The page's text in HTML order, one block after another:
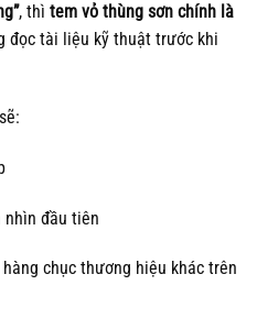
, thì tem vỏ thùng sơn chính là
đọc tài liệu kỹ thuật trước khi
nhìn đầu tiên
chục thương hiệu khác trên